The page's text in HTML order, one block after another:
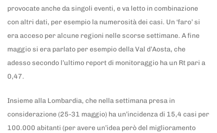
provocate anche da singoli eventi, e va letto in combinazione
con altri dati, per esempio la numerosità dei casi. Un ‘faro’ si
era acceso per alcune regioni nelle scorse settimane. A fine
maggio si era parlato per esempio della Val d’Aosta, che
adesso secondo l’ultimo report di monitoraggio ha un Rt pari a
0,47.
Insieme alla Lombardia, che nella settimana presa in
considerazione (25-31 maggio) ha un’incidenza di 15,4 casi per
100.000 abitanti (per avere un’idea però del miglioramento